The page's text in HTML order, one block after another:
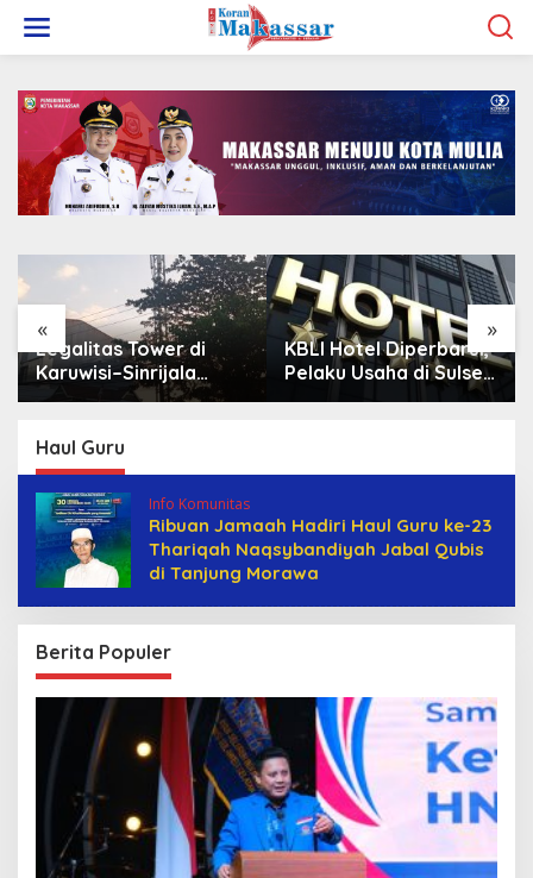
w
« »
Legalitas Tower di
Karuwisi–Sinrijala
Dipertanyakan Warga
KBLI Hotel Diperbarui,
Pelaku Usaha di Sulsel
Haul Guru
Info Komunitas
Ribuan Jamaah Hadiri Haul Guru ke-23
Thariqah Naqsybandiyah Jabal Qubis
di Tanjung Morawa
Berita Populer